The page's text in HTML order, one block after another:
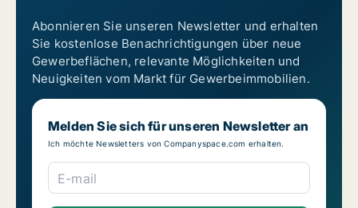
Abonnieren Sie unseren Newsletter und erhalten
Sie kostenlose Benachrichtigungen über neue
Gewerbeflächen, relevante Möglichkeiten und
Neuigkeiten vom Markt für Gewerbeimmobilien.
Melden Sie sich für unseren Newsletter an
Ich möchte Newsletters von Companyspace.com erhalten.
E-mail